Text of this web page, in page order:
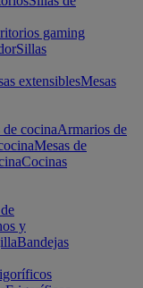
gaming
Sillas
extensiblesMesas
cocinaArmarios de
Mesas de
Cocinas
y
Bandejas